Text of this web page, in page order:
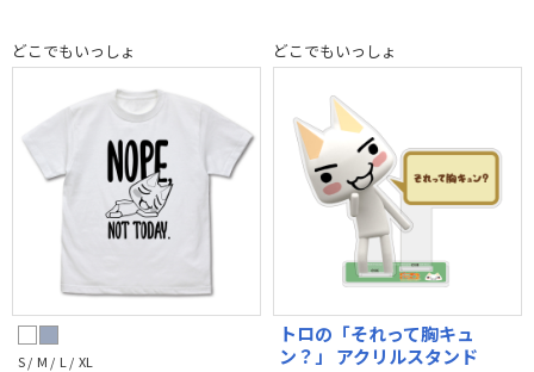
どこでもいっしょ
S / M / L / XL
どこでもいっしょ
トロの「それって胸キュ
ン？」 アクリルスタンド